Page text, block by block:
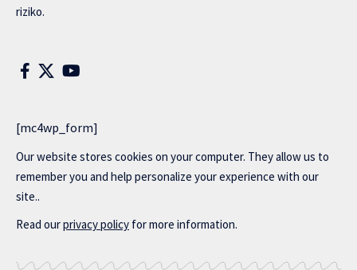
riziko.
[mc4wp_form]
Our website stores cookies on your computer. They allow us to
remember you and help personalize your experience with our
site..
Read ourprivacy policy for more information.